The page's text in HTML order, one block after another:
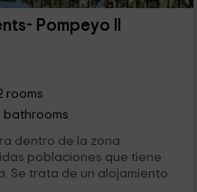
Pompeyo II
rooms
bathrooms
dentro de la zona
poblaciones que tiene
Se trata de un alojamiento